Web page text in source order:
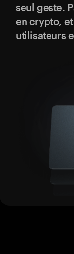
seul geste.
en crypto,
utilisateurs